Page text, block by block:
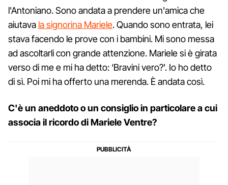
l'Antoniano. Sono andata a prendere un'amica che
aiutava la signorina Mariele. Quando sono entrata, lei
stava facendo le prove con i bambini. Mi sono messa
ad ascoltarli con grande attenzione. Mariele si è girata
verso di me e mi ha detto: ‘Bravini vero?'. Io ho detto
di sì. Poi mi ha offerto una merenda. È andata così.
C'è un aneddoto o un consiglio in particolare a cui
associa il ricordo di Mariele Ventre?